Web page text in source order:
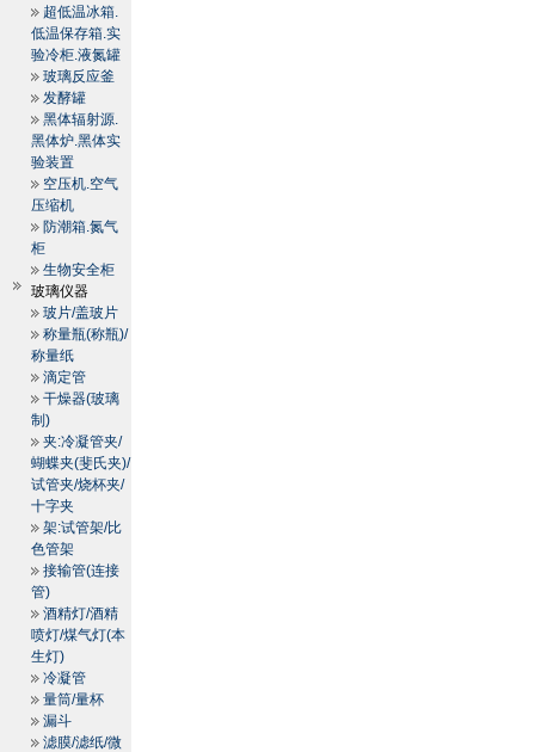
超低温冰箱.
低温保存箱.实
验冷柜.液氮罐
玻璃反应釜
发酵罐
黑体辐射源.
黑体炉.黑体实
验装置
空压机.空气
压缩机
防潮箱.氮气
柜
生物安全柜
玻璃仪器
玻片/盖玻片
称量瓶(称瓶)/
称量纸
滴定管
干燥器(玻璃
制)
夹:冷凝管夹/
蝴蝶夹(斐氏夹)/
试管夹/烧杯夹/
十字夹
架:试管架/比
色管架
接输管(连接
管)
酒精灯/酒精
喷灯/煤气灯(本
生灯)
冷凝管
量筒/量杯
漏斗
滤膜/滤纸/微